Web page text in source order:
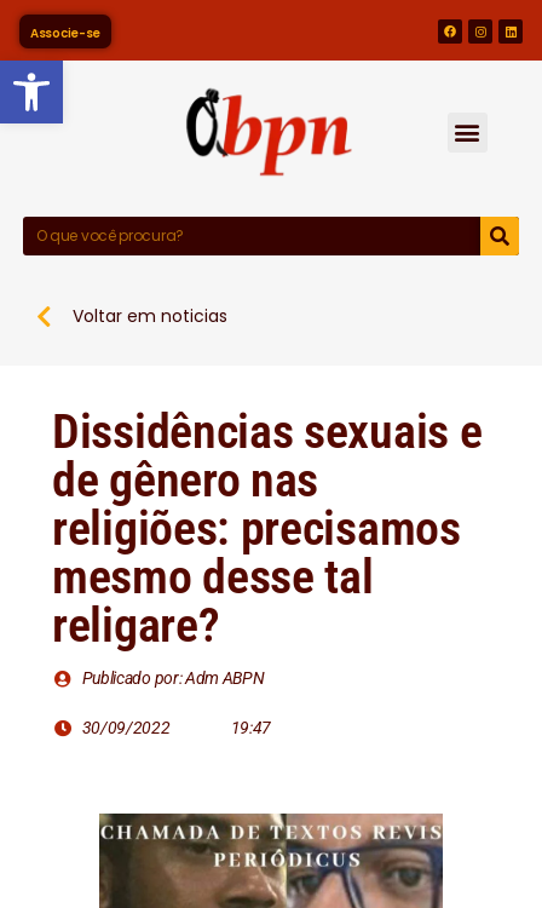
Barra de Ferramentas
Associe-se
Voltar em noticias
Dissidências sexuais e
de gênero nas
religiões: precisamos
mesmo desse tal
religare?
Publicado por: Adm ABPN
30/09/2022 19:47